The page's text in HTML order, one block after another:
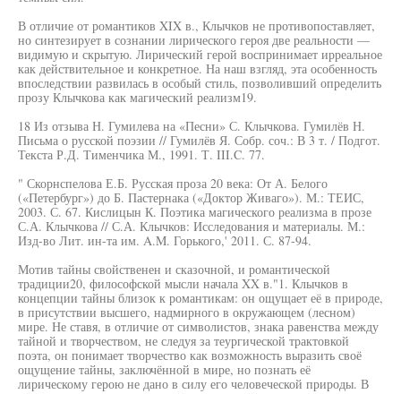
В отличие от романтиков XIX в., Клычков не противопоставляет,
но синтезирует в сознании лирического героя две реальности —
видимую и скрытую. Лирический герой воспринимает ирреальное
как действительное и конкретное. На наш взгляд, эта особенность
впоследствии развилась в особый стиль, позволивший определить
прозу Клычкова как магический реализм19.
18 Из отзыва Н. Гумилева на «Песни» С. Клычкова. Гумилёв Н.
Письма о русской поэзии // Гумилёв Я. Собр. соч.: В 3 т. / Подгот.
Текста Р.Д. Тименчика М., 1991. Т. III.C. 77.
" Скорнспелова Е.Б. Русская проза 20 века: От А. Белого
(«Петербург») до Б. Пастернака («Доктор Живаго»). М.: ТЕИС,
2003. С. 67. Кислицын К. Поэтика магического реализма в прозе
С.А. Клычкова // С.А. Клычков: Исследования и материалы. М.:
Изд-во Лит. ин-та им. A.M. Горького,' 2011. С. 87-94.
Мотив тайны свойственен и сказочной, и романтической
традиции20, философской мысли начала XX в."1. Клычков в
концепции тайны близок к романтикам: он ощущает её в природе,
в присутствии высшего, надмирного в окружающем (лесном)
мире. Не ставя, в отличие от символистов, знака равенства между
тайной и творчеством, не следуя за теургической трактовкой
поэта, он понимает творчество как возможность выразить своё
ощущение тайны, заключённой в мире, но познать её
лирическому герою не дано в силу его человеческой природы. В